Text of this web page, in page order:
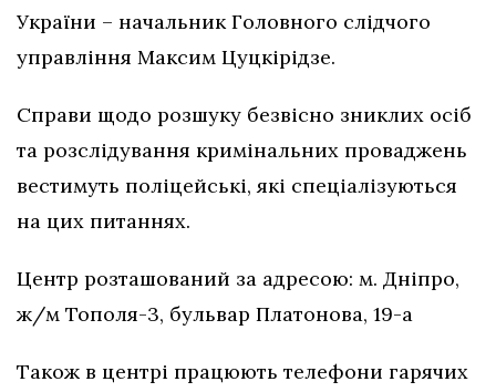
України – начальник Головного слідчого
управління Максим Цуцкірідзе.
Справи щодо розшуку безвісно зниклих осіб
та розслідування кримінальних проваджень
вестимуть поліцейські, які спеціалізуються
на цих питаннях.
Центр розташований за адресою: м. Дніпро,
ж/м Тополя-3, бульвар Платонова, 19-а
Також в центрі працюють телефони гарячих